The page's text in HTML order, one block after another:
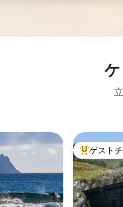
。 大好評の
ゲスト